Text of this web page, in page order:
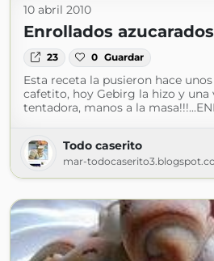
10 abril 2010
Enrollados
23 0 Guardar
Esta receta la pusieron hace
cafetito, hoy Gebirg la hizo y una
tentadora, manos a la
Todo caserito
mar-